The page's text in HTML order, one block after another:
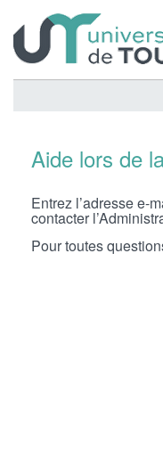
Aide lors de
Entrez l’adresse e-
contacter
Pour toutes